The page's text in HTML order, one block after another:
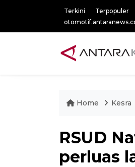
Terkini Terpopuler
Home Kesra
RSUD
perluas